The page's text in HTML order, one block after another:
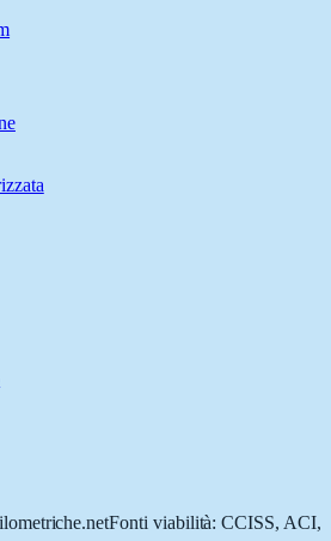
Fonti viabilità: CCISS, ACI,